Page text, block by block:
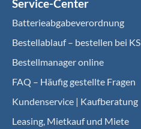
Service-Center
Batterieabgabeverordnung
Bestellablauf – bestellen bei KS
Bestellmanager online
FAQ – Häufig gestellte Fragen
Kundenservice | Kaufberatung
Leasing, Mietkauf und Miete